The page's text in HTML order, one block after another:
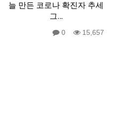
늘 만든 코로나 확진자 추세
그…
0 15,657